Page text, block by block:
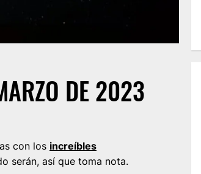
DE 2023
con los increíbles
serán, así que toma nota.